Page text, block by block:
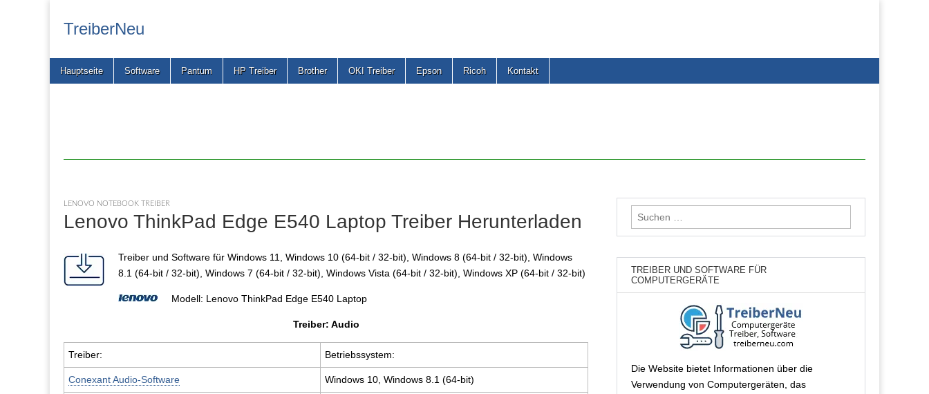
TreiberNeu
Main
Skip
Hauptseite Software Pantum HP Treiber Brother OKI Treiber Epson Ricoh Kontakt
LENOVO NOTEBOOK TREIBER
Lenovo ThinkPad Edge E540 Laptop Treiber Herunterladen
Treiber und Software für Windows 11, Windows 10 (64-bit / 32-bit), Windows 8 (64-bit / 32-bit), Windows
8.1 (64-bit / 32-bit), Windows 7 (64-bit / 32-bit), Windows Vista (64-bit / 32-bit), Windows XP (64-bit / 32-bit)
Modell: Lenovo ThinkPad Edge E540 Laptop
Treiber: Audio
Treiber: Betriebssystem:
Conexant Audio-Software Windows 10, Windows 8.1 (64-bit)
Suchen
nach:
TREIBER UND SOFTWARE FÜR
COMPUTERGERÄTE
Die Website bietet Informationen über die
Verwendung von Computergeräten, das